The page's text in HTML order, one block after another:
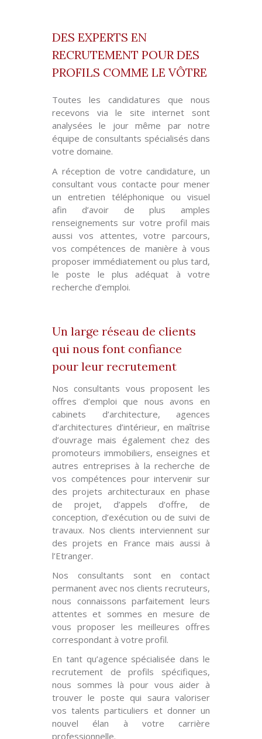
DES EXPERTS EN
RECRUTEMENT POUR DES
PROFILS COMME LE VÔTRE
Toutes les candidatures que nous
recevons via le site internet sont
analysées le jour même par notre
équipe de consultants spécialisés dans
votre domaine.
A réception de votre candidature, un
consultant vous contacte pour mener
un entretien téléphonique ou visuel
afin d’avoir de plus amples
renseignements sur votre profil mais
aussi vos attentes, votre parcours,
vos compétences de manière à vous
proposer immédiatement ou plus tard,
le poste le plus adéquat à votre
recherche d’emploi.
Un large réseau de clients
qui nous font confiance
pour leur recrutement
Nos consultants vous proposent les
offres d’emploi que nous avons en
cabinets d’architecture, agences
d’architectures d’intérieur, en maîtrise
d’ouvrage mais également chez des
promoteurs immobiliers, enseignes et
autres entreprises à la recherche de
vos compétences pour intervenir sur
des projets architecturaux en phase
de projet, d’appels d’offre, de
conception, d’exécution ou de suivi de
travaux. Nos clients interviennent sur
des projets en France mais aussi à
l’Etranger.
Nos consultants sont en contact
permanent avec nos clients recruteurs,
nous connaissons parfaitement leurs
attentes et sommes en mesure de
vous proposer les meilleures offres
correspondant à votre profil.
En tant qu’agence spécialisée dans le
recrutement de profils spécifiques,
nous sommes là pour vous aider à
trouver le poste qui saura valoriser
vos talents particuliers et donner un
nouvel élan à votre carrière
professionnelle.